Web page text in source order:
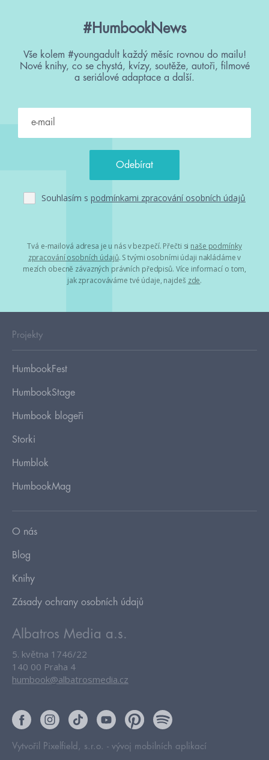
#HumbookNews
Vše kolem #youngadult každý měsíc rovnou do mailu!
Nové knihy, co se chystá, kvízy, soutěže, autoři, filmové
a seriálové adaptace a další.
Souhlasím s podmínkami zpracování osobních údajů
Tvá e-mailová adresa je u nás v bezpečí. Přečti si naše podmínky
zpracování osobních údajů. S tvými osobními údaji nakládáme v
mezích obecně závazných právních předpisů. Více informací o tom,
jak zpracováváme tvé údaje, najdeš zde.
Projekty
HumbookFest
HumbookStage
Humbook blogeři
Storki
Humblok
HumbookMag
O nás
Blog
Knihy
Zásady ochrany osobních údajů
Albatros Media a.s.
5. května 1746/22
140 00 Praha 4
humbook@albatrosmedia.cz
Vytvořil Pixelfield, s.r.o. - vývoj mobilních aplikací